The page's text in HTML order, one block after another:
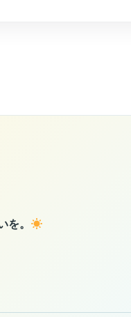
。